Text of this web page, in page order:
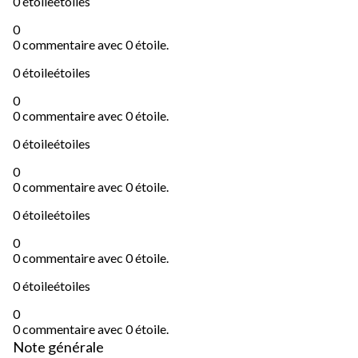
0
0 commentaire avec 0 étoile.
0 étoileétoiles
0
0 commentaire avec 0 étoile.
0 étoileétoiles
0
0 commentaire avec 0 étoile.
0 étoileétoiles
0
0 commentaire avec 0 étoile.
0 étoileétoiles
0
0 commentaire avec 0 étoile.
Note générale